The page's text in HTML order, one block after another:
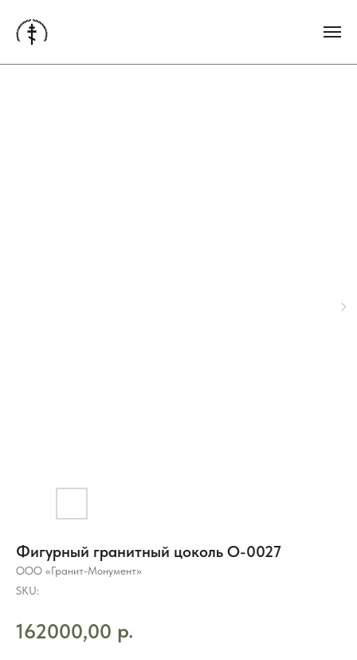
Фигурный гранитный цоколь O-0027
ООО «Гранит-Монумент»
SKU:
162000,00 р.